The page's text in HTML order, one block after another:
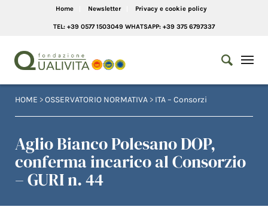
Home Newsletter Privacy e cookie policy
TEL: +39 0577 1503049 WHATSAPP: +39 375 6797337
HOME >OSSERVATORIO NORMATIVA > ITA – Consorzi
Aglio Bianco Polesano DOP,
conferma incarico al Consorzio
– GURI n. 44